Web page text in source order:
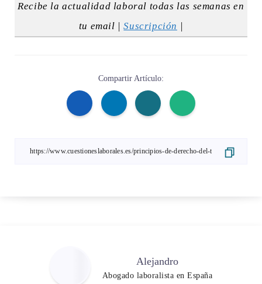
Recibe la actualidad laboral todas las semanas en
tu email |Suscripción |
Compartir Artículo:
Alejandro
Abogado laboralista en España